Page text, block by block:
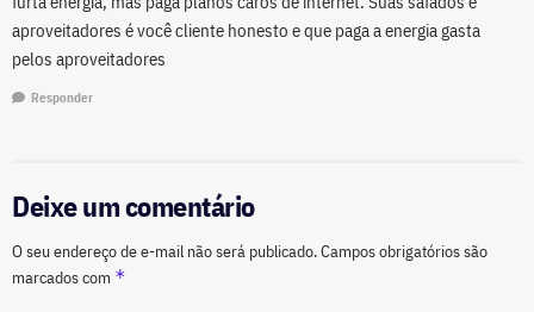
aproveitadores é você cliente honesto e que paga a energia gasta
pelos aproveitadores
Responder
Deixe um comentário
O seu endereço de e-mail não será publicado.Campos obrigatórios são
marcados com *